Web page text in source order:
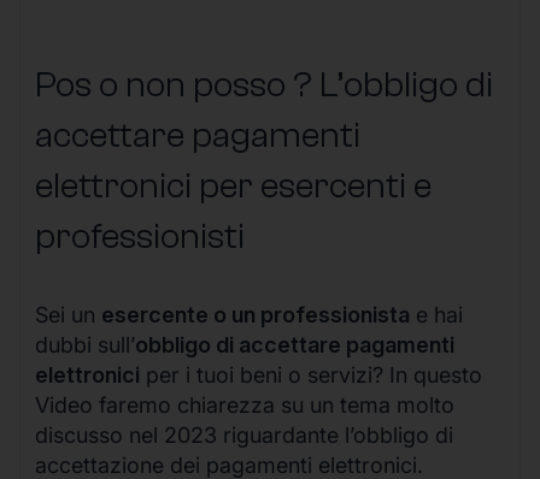
Pos o non posso ? L’obbligo di
accettare pagamenti
elettronici per esercenti e
professionisti
Sei un esercente o un professionista e hai
dubbi sull’obbligo di accettare pagamenti
elettronici per i tuoi beni o servizi? In questo
Video faremo chiarezza su un tema molto
discusso nel 2023 riguardante l’obbligo di
accettazione dei pagamenti elettronici.